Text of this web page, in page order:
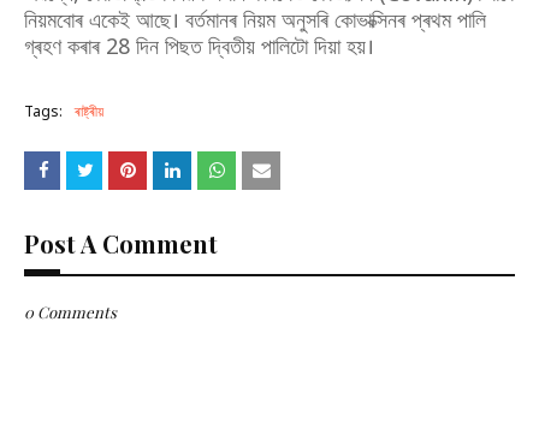
নিয়মবোৰ একেই আছে। বৰ্তমানৰ নিয়ম অনুসৰি কোভাক্সিনৰ প্ৰথম পালি
গ্ৰহণ কৰাৰ 28 দিন পিছত দ্বিতীয় পালিটো দিয়া হয়।
Tags: ৰাষ্ট্ৰীয়
Post A Comment
0 Comments